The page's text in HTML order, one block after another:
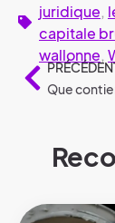
juridique,
capitale
wallonne,